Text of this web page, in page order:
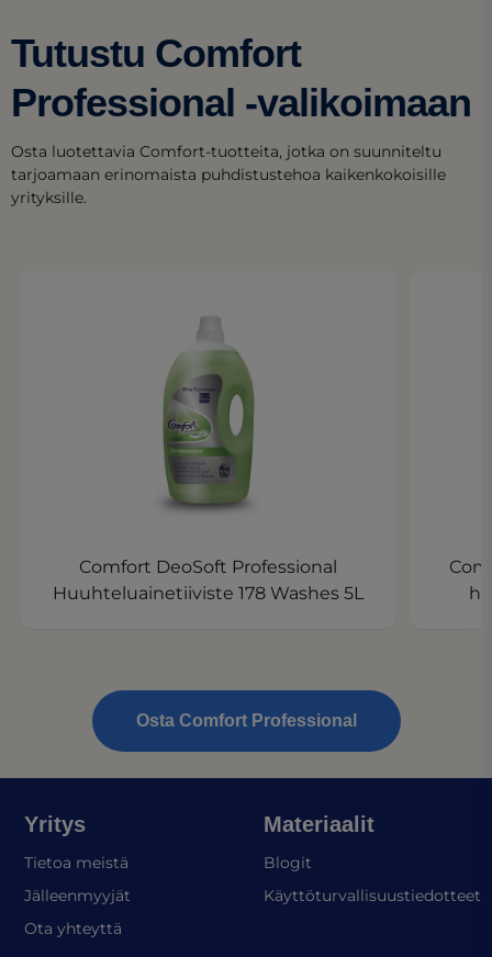
Tutustu Comfort
Professional -valikoimaan
Osta luotettavia Comfort-tuotteita, jotka on suunniteltu
tarjoamaan erinomaista puhdistustehoa kaikenkokoisille
yrityksille.
Comfort DeoSoft Professional
Huuhteluainetiiviste 178 Washes 5L
Osta Comfort Professional
Yritys
Tietoa meistä
Jälleenmyyjät
Ota yhteyttä
Materiaalit
Blogit
Käyttöturvallisuustiedotteet